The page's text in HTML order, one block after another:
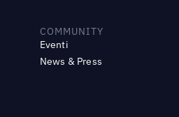
COMMUNITY
Eventi
News & Press